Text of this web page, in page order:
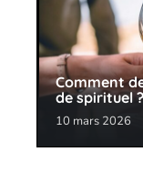
Comment
de spirituel ?
10 mars 2026